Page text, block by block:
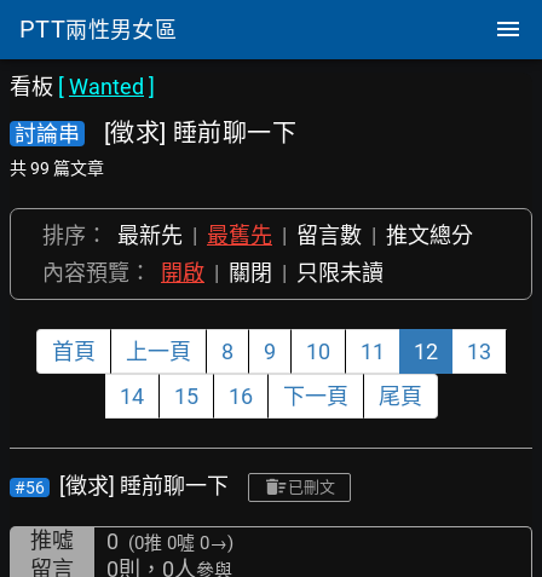
PTT兩性男女區
看板 [Wanted ]
討論串
[徵求] 睡前聊一下
共 99 篇文章
排序： 最新先 | 最舊先 | 留言數 | 推文總分
內容預覽：
開啟 | 關閉 | 只限未讀
首頁 上一頁 8 9 10 11 12
13
14
15 16 下一頁 尾頁
#56 [徵求] 睡前聊一下 已刪文
推噓 0 (0推 0噓 0→)
留言 0則，0人參與